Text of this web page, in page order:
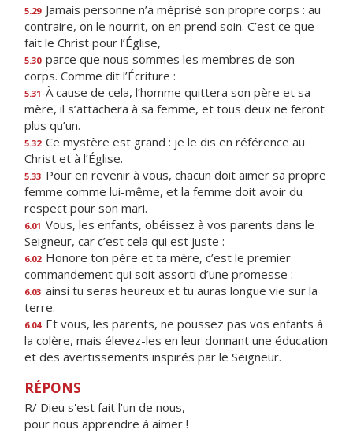
5.29 Jamais personne n’a méprisé son propre corps : au
contraire, on le nourrit, on en prend soin. C’est ce que
fait le Christ pour l’Église,
5.30 parce que nous sommes les membres de son
corps. Comme dit l’Écriture :
5.31 À cause de cela, l’homme quittera son père et sa
mère, il s’attachera à sa femme, et tous deux ne feront
plus qu’un.
5.32 Ce mystère est grand : je le dis en référence au
Christ et à l’Église.
5.33 Pour en revenir à vous, chacun doit aimer sa propre
femme comme lui-même, et la femme doit avoir du
respect pour son mari.
6.01 Vous, les enfants, obéissez à vos parents dans le
Seigneur, car c’est cela qui est juste :
6.02 Honore ton père et ta mère, c’est le premier
commandement qui soit assorti d’une promesse :
6.03 ainsi tu seras heureux et tu auras longue vie sur la
terre.
6.04 Et vous, les parents, ne poussez pas vos enfants à
la colère, mais élevez-les en leur donnant une éducation
et des avertissements inspirés par le Seigneur.
RÉPONS
R/ Dieu s'est fait l'un de nous,
pour nous apprendre à aimer !